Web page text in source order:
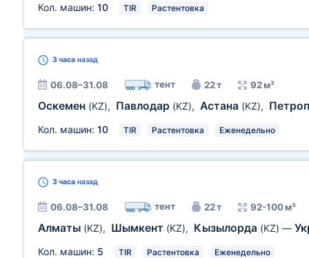
Кол. машин: 10 TIR Растентовка
3 часа назад
06.08–31.08 тент 22 т 92 м³
Оскемен (KZ), Павлодар (KZ), Астана (KZ),
Кол. машин: 10 TIR Растентовка Еженедельно
3 часа назад
06.08–31.08 тент 22 т 92-100 м³
Алматы (KZ), Шымкент (KZ), Кызылорда (KZ) —
Кол. машин: 5 TIR Растентовка Еженедельно